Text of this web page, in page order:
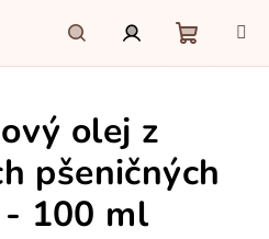
HledatPřihlášení
olej z
pšeničných
100 ml